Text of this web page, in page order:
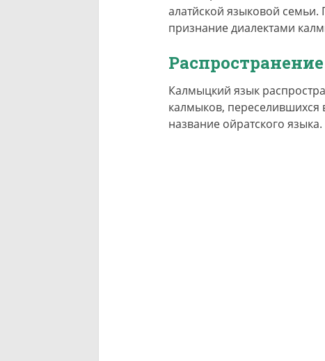
алатйской языковой
признание диалектами
Распространение
Калмыцкий язык
калмыков,
название ойратского языка.